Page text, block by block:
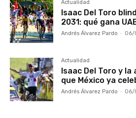
Actualidad
Isaac Del Toro
2031: qué gana
Andrés Álvarez Pardo - 06/
Actualidad
Isaac Del Toro y la
que México ya
Andrés Álvarez Pardo - 06/